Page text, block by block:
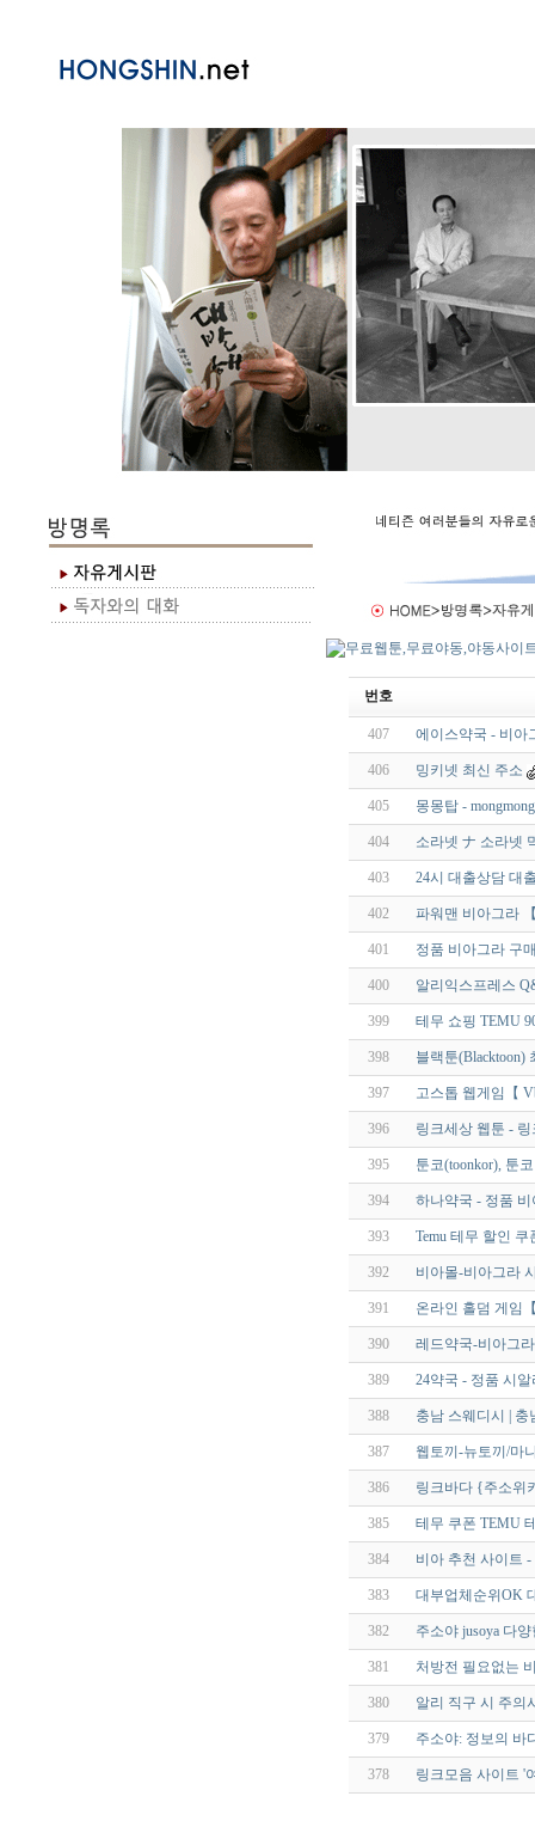
번호
407 에이스약국 - 비아
406 밍키넷 최신 주소
405 몽몽탑 -
404 소라넷 ナ 소라넷
403 24시 대출상담 대
402 파워맨 비아그라
401 정품 비아그라 구
400 알리익스프레스
399 테무 쇼핑 TEMU
398 블랙툰
397 고스톱 웹게임【
396 링크세상 웹툰 -
395 툰코(toonkor), 툰
394 하나약국 - 정품
393 Temu 테무 할인 쿠
392 비아몰-비아그라
391 온라인 홀덤 게임
390 레드약국-비아그
389 24약국 - 정품 시
388 충남 스웨디시 |
387 웹토끼-뉴토끼/마
386 링크바다 {주소위
385 테무 쿠폰 TEMU
384 비아 추천 사이트
383 대부업체순위OK
382 주소야 jusoya 다
381 처방전 필요없는
380 알리 직구 시 주의
379 주소야: 정보의 바
378 링크모음 사이트 '